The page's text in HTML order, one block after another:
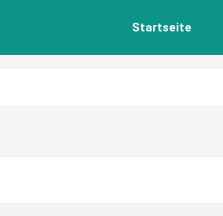
Startseite